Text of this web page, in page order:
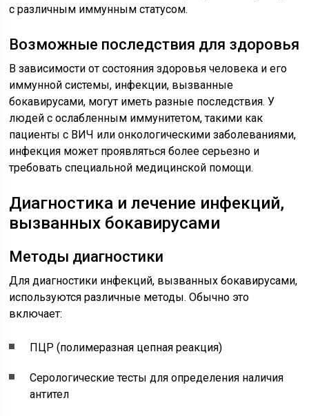
с различным иммунным статусом.
Возможные последствия для здоровья
В зависимости от состояния здоровья человека и его
иммунной системы, инфекции, вызванные
бокавирусами, могут иметь разные последствия. У
людей с ослабленным иммунитетом, такими как
пациенты с ВИЧ или онкологическими заболеваниями,
инфекция может проявляться более серьезно и
требовать специальной медицинской помощи.
Диагностика и лечение инфекций,
вызванных бокавирусами
Методы диагностики
Для диагностики инфекций, вызванных бокавирусами,
используются различные методы. Обычно это
включает:
ПЦР (полимеразная цепная реакция)
Серологические тесты для определения наличия
антител